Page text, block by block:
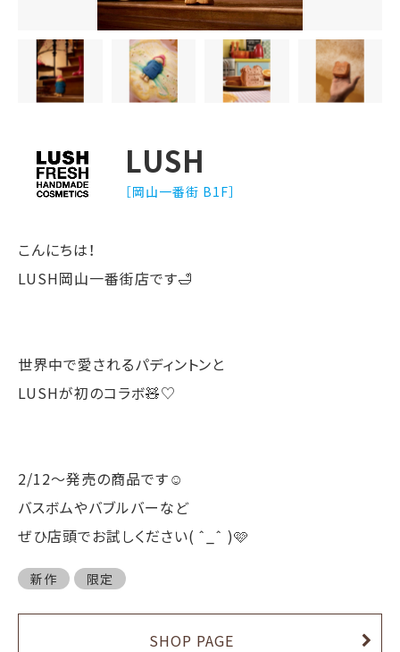
LUSH
［岡山一番街 B1F］
こんにちは！
LUSH岡山一番街店です🛁
世界中で愛されるパディントンと
LUSHが初のコラボ🧸♡
2/12〜発売の商品です☺️
バスボムやバブルバーなど
ぜひ店頭でお試しください( ˆ_ˆ )🩷
新作 限定
SHOP PAGE